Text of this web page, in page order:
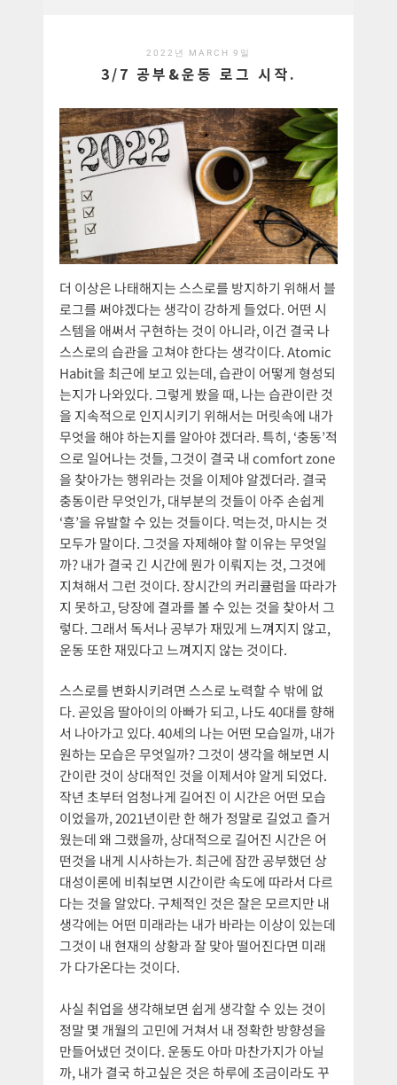
2022년 MARCH 9일
3/7 공부&운동 로그 시작.
더 이상은 나태해지는 스스로를 방지하기 위해서 블
로그를 써야겠다는 생각이 강하게 들었다. 어떤 시
스템을 애써서 구현하는 것이 아니라, 이건 결국 나
스스로의 습관을 고쳐야 한다는 생각이다. Atomic
Habit을 최근에 보고 있는데, 습관이 어떻게 형성되
는지가 나와있다. 그렇게 봤을 때, 나는 습관이란 것
을 지속적으로 인지시키기 위해서는 머릿속에 내가
무엇을 해야 하는지를 알아야 겠더라. 특히, ‘충동’적
으로 일어나는 것들, 그것이 결국 내 comfort zone
을 찾아가는 행위라는 것을 이제야 알겠더라. 결국
충동이란 무엇인가, 대부분의 것들이 아주 손쉽게
‘흥’을 유발할 수 있는 것들이다. 먹는것, 마시는 것
모두가 말이다. 그것을 자제해야 할 이유는 무엇일
까? 내가 결국 긴 시간에 뭔가 이뤄지는 것, 그것에
지쳐해서 그런 것이다. 장시간의 커리큘럼을 따라가
지 못하고, 당장에 결과를 볼 수 있는 것을 찾아서 그
렇다. 그래서 독서나 공부가 재밌게 느껴지지 않고,
운동 또한 재밌다고 느껴지지 않는 것이다.
스스로를 변화시키려면 스스로 노력할 수 밖에 없
다. 곧있음 딸아이의 아빠가 되고, 나도 40대를 향해
서 나아가고 있다. 40세의 나는 어떤 모습일까, 내가
원하는 모습은 무엇일까? 그것이 생각을 해보면 시
간이란 것이 상대적인 것을 이제서야 알게 되었다.
작년 초부터 엄청나게 길어진 이 시간은 어떤 모습
이었을까, 2021년이란 한 해가 정말로 길었고 즐거
웠는데 왜 그랬을까, 상대적으로 길어진 시간은 어
떤것을 내게 시사하는가. 최근에 잠깐 공부했던 상
대성이론에 비춰보면 시간이란 속도에 따라서 다르
다는 것을 알았다. 구체적인 것은 잘은 모르지만 내
생각에는 어떤 미래라는 내가 바라는 이상이 있는데
그것이 내 현재의 상황과 잘 맞아 떨어진다면 미래
가 다가온다는 것이다.
사실 취업을 생각해보면 쉽게 생각할 수 있는 것이
정말 몇 개월의 고민에 거쳐서 내 정확한 방향성을
만들어냈던 것이다. 운동도 아마 마찬가지가 아닐
까, 내가 결국 하고싶은 것은 하루에 조금이라도 꾸